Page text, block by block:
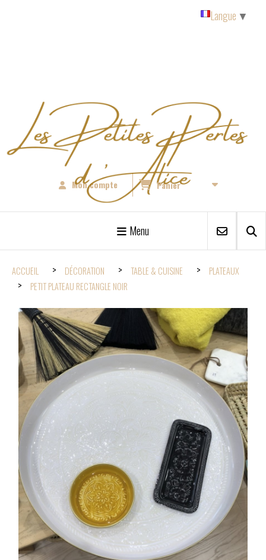
Mon compte Panier
Menu
ACCUEIL DÉCORATION TABLE & CUISINE
PLATEAUX
PETIT PLATEAU RECTANGLE NOIR
Langue ▼